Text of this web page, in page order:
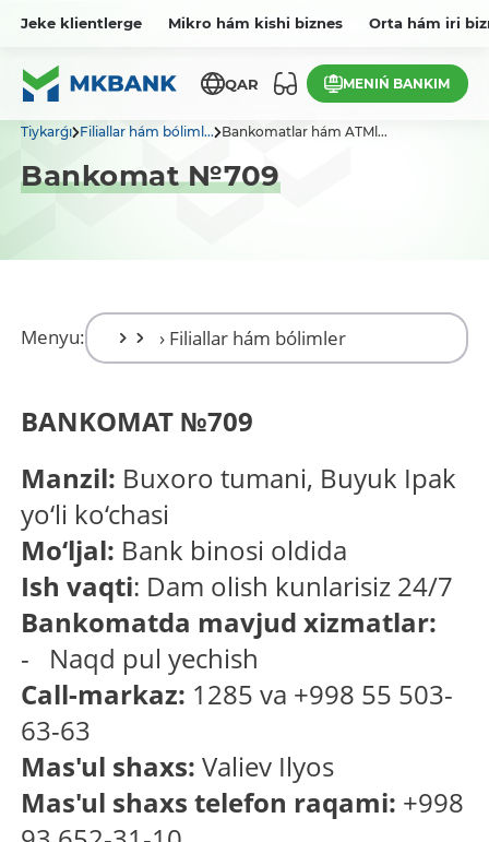
Jeke klientlerge Mikro hám kishi biznes Orta hám iri
QAR MENIŃ BANKIM
Tiykarǵı Filiallar hám bóliml... Bankomatlar hám ATMl...
Bankomat №709
Menyu:
BANKOMAT №709
Manzil: Buxoro tumani, Buyuk Ipak
yo‘li ko‘chasi
Mo‘ljal: Bank binosi oldida
Ish vaqti: Dam olish kunlarisiz 24/7
Bankomatda mavjud xizmatlar:
- Naqd pul yechish
Call-markaz: 1285 va +998 55 503-
63-63
Mas'ul shaxs: Valiev Ilyos
Mas'ul shaxs telefon raqami: +998